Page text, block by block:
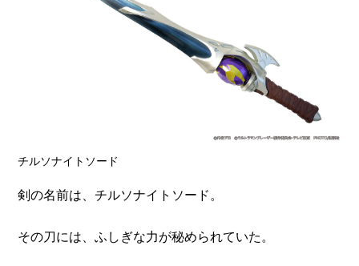
チルソナイトソード
剣の名前は、チルソナイトソード。
その刀には、ふしぎな力が秘められていた。